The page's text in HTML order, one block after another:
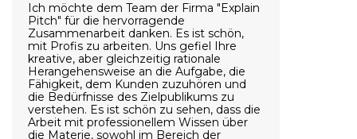
Ich möchte dem Team der Firma "Explain
Pitch" für die hervorragende
Zusammenarbeit danken. Es ist schön,
mit Profis zu arbeiten. Uns gefiel Ihre
kreative, aber gleichzeitig rationale
Herangehensweise an die Aufgabe, die
Fähigkeit, dem Kunden zuzuhören und
die Bedürfnisse des Zielpublikums zu
verstehen. Es ist schön zu sehen, dass die
Arbeit mit professionellem Wissen über
die Materie, sowohl im Bereich der